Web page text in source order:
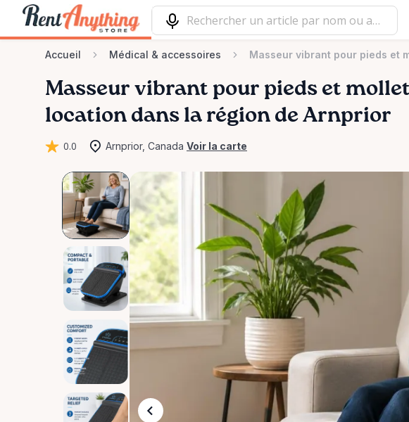
Accueil Médical & accessoires Masseur vibrant pour pieds et
Masseur vibrant pour pieds et
location dans la région de Arnprior
0.0 Arnprior, Canada Voir la carte